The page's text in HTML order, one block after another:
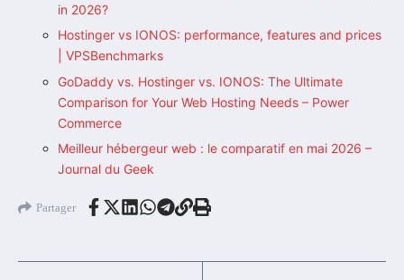
in 2026?
Hostinger vs IONOS: performance, features and prices
| VPSBenchmarks
GoDaddy vs. Hostinger vs. IONOS: The Ultimate
Comparison for Your Web Hosting Needs – Power
Commerce
Meilleur hébergeur web : le comparatif en mai 2026 –
Journal du Geek
Partager